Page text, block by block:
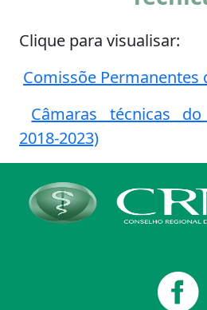
Clique para visualisar:
Comissõe Permanentes
Câmaras técnicas do
2018-2023)